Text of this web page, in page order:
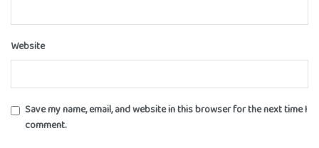
Website
Save my name, email, and website in this browser for the next time I
comment.